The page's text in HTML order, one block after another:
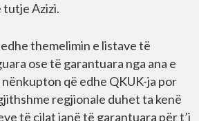
tutje Azizi.
themelimin e listave të
ose të garantuara nga ana e
që edhe QKUK-ja por
regjionale duhet ta kenë
të cilat janë të garantuara për t’i